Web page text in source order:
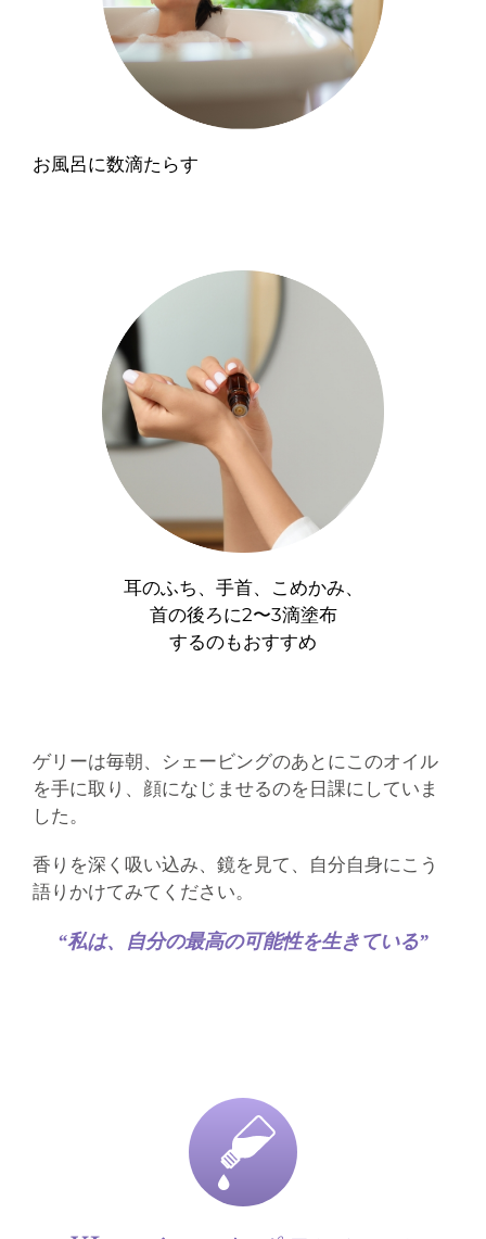
お風呂に数滴たらす
耳のふち、手首、こめかみ、
首の後ろに2〜3滴塗布
するのもおすすめ
ゲリーは毎朝、シェービングのあとにこのオイル
を手に取り、顔になじませるのを日課にしていま
した。
香りを深く吸い込み、鏡を見て、自分自身にこう
語りかけてみてください。
“私は、自分の最高の可能性を生きている”